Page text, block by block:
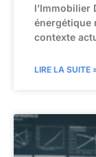
l’Immobilier
énergétique
contexte
LIRE LA SUITE